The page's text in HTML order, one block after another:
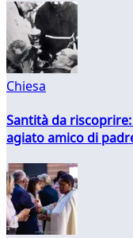
Chiesa
Santità da
agiato amico di